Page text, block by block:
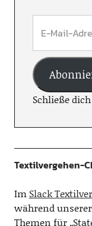
Schließe
Textilvergehen-
Im Slack
während
Themen für